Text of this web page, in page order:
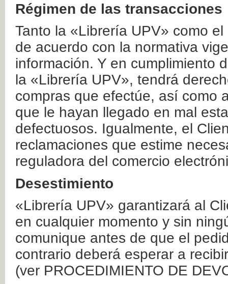
Régimen de las transacciones
Tanto la «Librería UPV» como
de acuerdo con la normativa
información. Y en cumplimiento
la «Librería UPV», tendrá
compras que efectúe, así como
que le hayan llegado en mal
defectuosos. Igualmente, el
reclamaciones que estime
reguladora del comercio
Desestimiento
«Librería UPV» garantizará al
en cualquier momento y sin
comunique antes de que el
contrario deberá esperar a
(ver PROCEDIMIENTO DE